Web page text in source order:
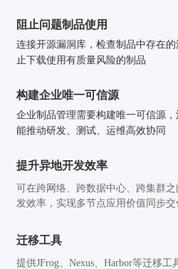
阻止问题制品使用
连接开源漏洞库，检查制品中存在
止下载使用有质量风险的制品
构建企业唯一可信源
企业制品管理需要构建唯一可信源
能推动研发、测试、运维高效协同
提升异地开发效率
可在跨网络、跨数据中心、跨集群
发效率，实现多节点应用价值同步交
迁移工具
提供JFrog、Nexus、Harbor等迁移工